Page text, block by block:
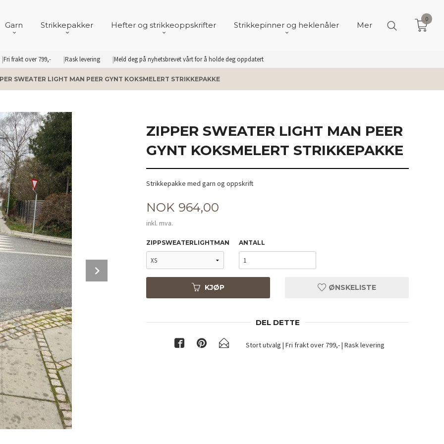
Fri frakt over 799,- Rask levering Meld deg på nyhetsbrevet vårt for å holde deg oppdatert
Garn Strikkepakker Hefter og strikkeoppskrifter Strikkepinner og heklenåler Mer
0
SWEATER LIGHT MAN PEER GYNT KOKSMELERT STRIKKEPAKKE
ZIPPER SWEATER LIGHT MAN PEER
GYNT KOKSMELERT STRIKKEPAKKE
Strikkepakke med garn og oppskrift
Pris
NOK 964,00
inkl. mva.
ZIPPSWEATERLIGHTMAN ANTALL
KJØP ØNSKELISTE
DEL DETTE
Stort utvalg | Fri frakt over 799,- | Rask levering